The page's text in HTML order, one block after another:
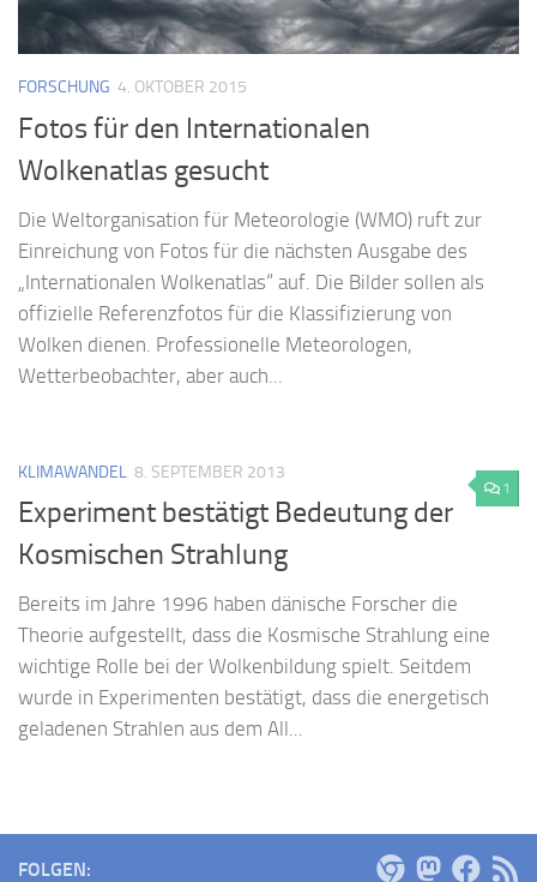
FORSCHUNG 4. OKTOBER 2015
Fotos für den Internationalen
Wolkenatlas gesucht
Die Weltorganisation für Meteorologie (WMO) ruft zur
Einreichung von Fotos für die nächsten Ausgabe des
„Internationalen Wolkenatlas“ auf. Die Bilder sollen als
offizielle Referenzfotos für die Klassifizierung von
Wolken dienen. Professionelle Meteorologen,
Wetterbeobachter, aber auch...
1
KLIMAWANDEL 8. SEPTEMBER 2013
Experiment bestätigt Bedeutung der
Kosmischen Strahlung
Bereits im Jahre 1996 haben dänische Forscher die
Theorie aufgestellt, dass die Kosmische Strahlung eine
wichtige Rolle bei der Wolkenbildung spielt. Seitdem
wurde in Experimenten bestätigt, dass die energetisch
geladenen Strahlen aus dem All...
FOLGEN: